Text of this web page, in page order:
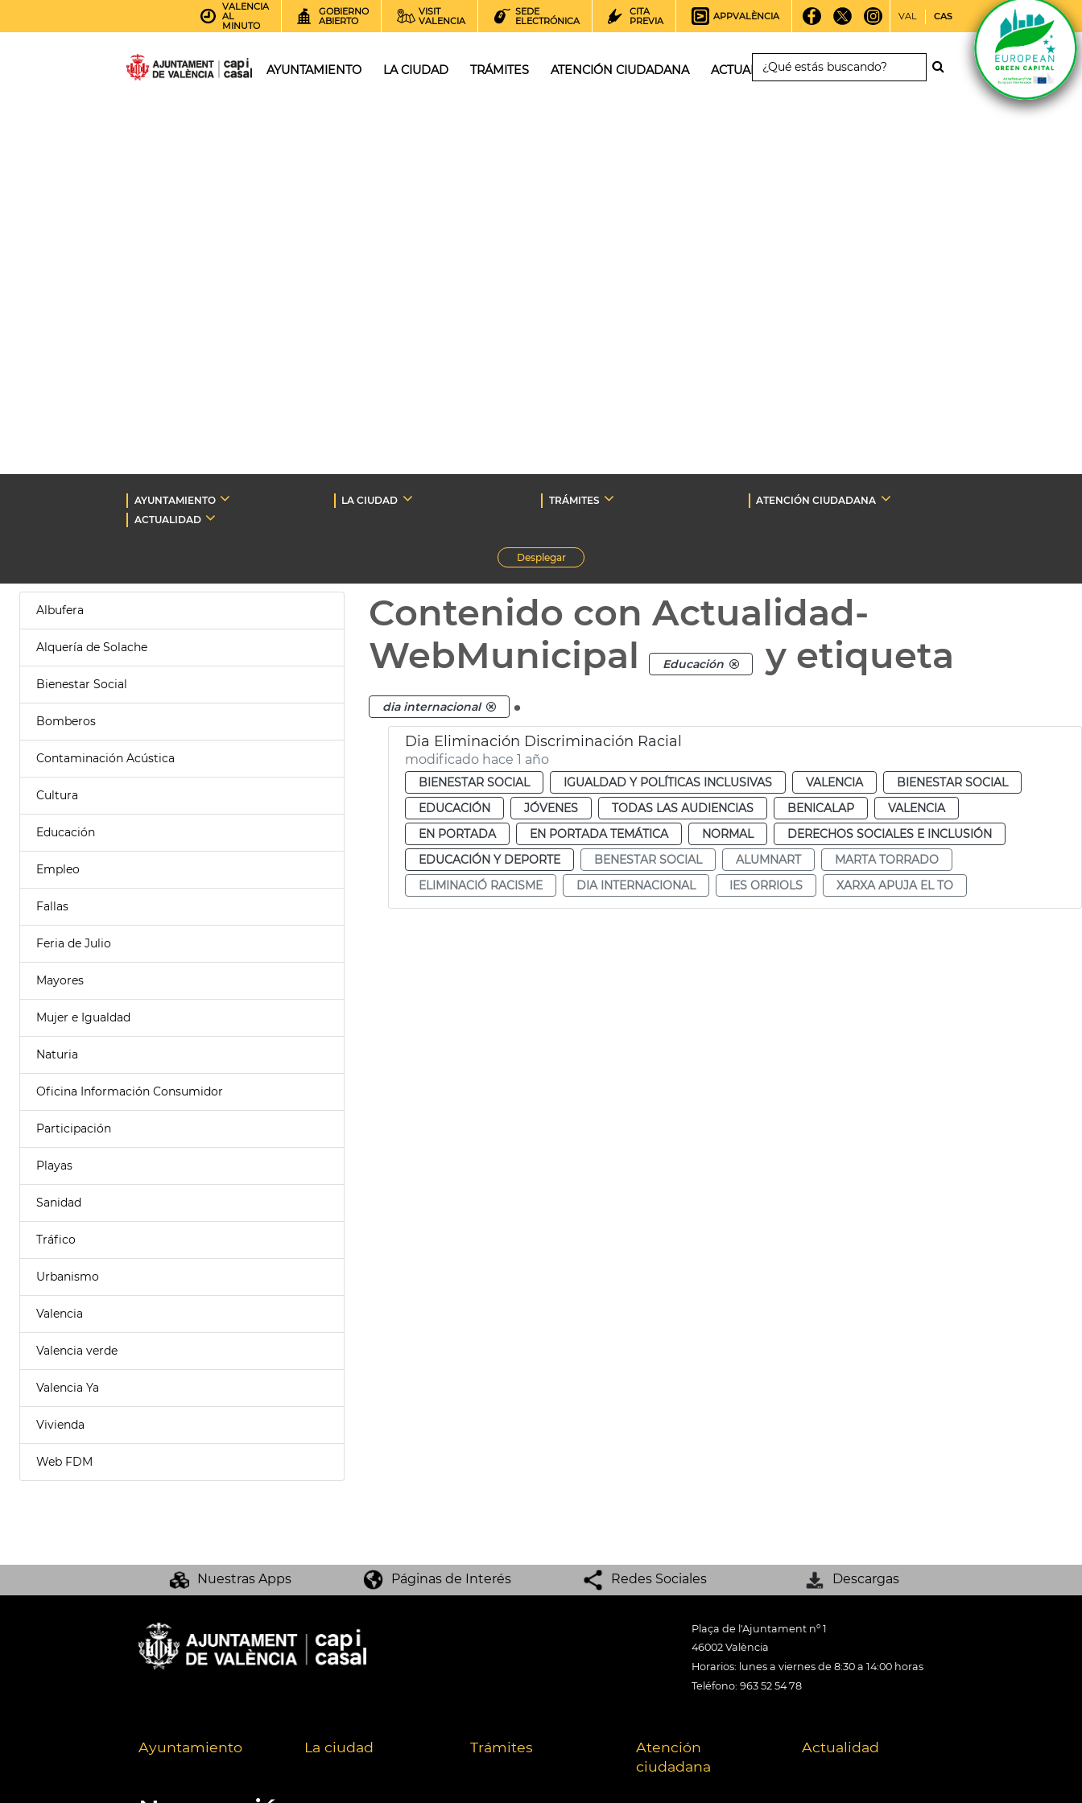
VALENCIA
AL
MINUTO
GOBIERNO
ABIERTO
VISIT
VALENCIA
SEDE
ELECTRÓNICA
CITA
PREVIA
APPVALÈNCIA VAL CAS
AYUNTAMIENTO LA CIUDAD TRÁMITES ATENCIÓN CIUDADANA ACTUALIDAD
AYUNTAMIENTO LA CIUDAD TRÁMITES
ATENCIÓN CIUDADANA
ACTUALIDAD
Desplegar
Albufera
Alquería de Solache
Bienestar Social
Bomberos
Contaminación Acústica
Cultura
Educación
Empleo
Fallas
Feria de Julio
Mayores
Mujer e Igualdad
Naturia
Oficina Información Consumidor
Participación
Playas
Sanidad
Tráfico
Urbanismo
Valencia
Valencia verde
Valencia Ya
Vivienda
Web FDM
Contenido con Actualidad-
WebMunicipal
Educación y etiqueta
dia internacional .
Dia Eliminación Discriminación Racial
modificado hace 1 año
BIENESTAR SOCIAL IGUALDAD Y POLÍTICAS INCLUSIVAS VALENCIA
BIENESTAR SOCIAL
EDUCACIÓN
JÓVENES TODAS LAS AUDIENCIAS BENICALAP
VALENCIA
EN PORTADA
EN PORTADA TEMÁTICA NORMAL
DERECHOS SOCIALES E INCLUSIÓN
EDUCACIÓN Y DEPORTE
BENESTAR SOCIAL ALUMNART
MARTA TORRADO
ELIMINACIÓ RACISME
DIA INTERNACIONAL IES ORRIOLS XARXA APUJA EL TO
Nuestras Apps Páginas de Interés Redes Sociales Descargas
Plaça de l'Ajuntament nº 1
46002 València
Horarios: lunes a viernes de 8:30 a 14:00 horas
Teléfono: 963 52 54 78
Ayuntamiento La ciudad Trámites
Atención
ciudadana
Actualidad